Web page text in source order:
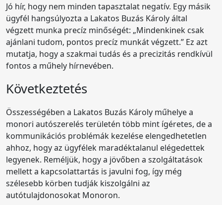
Jó hír, hogy nem minden tapasztalat negatív. Egy másik
ügyfél hangsúlyozta a Lakatos Buzás Károly által
végzett munka precíz minőségét: „Mindenkinek csak
ajánlani tudom, pontos precíz munkát végzett.” Ez azt
mutatja, hogy a szakmai tudás és a precizitás rendkívül
fontos a műhely hírnevében.
Következtetés
Összességében a Lakatos Buzás Károly műhelye a
monori autószerelés területén több mint ígéretes, de a
kommunikációs problémák kezelése elengedhetetlen
ahhoz, hogy az ügyfélek maradéktalanul elégedettek
legyenek. Reméljük, hogy a jövőben a szolgáltatások
mellett a kapcsolattartás is javulni fog, így még
szélesebb körben tudják kiszolgálni az
autótulajdonosokat Monoron.